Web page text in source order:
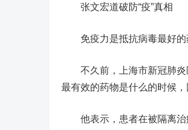
张文宏道破防“疫”真相
免疫力是抵抗病毒最好的
不久前，上海市新冠肺炎
最有效的药物是什么的时候，
他表示，患者在被隔离治